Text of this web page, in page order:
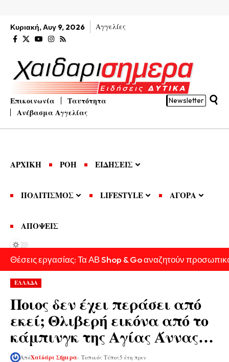
Κυριακή, Αυγ 9, 2026 Αγγελίες
Επικοινωνία
Ταυτότητα
Ανέβασμα Αγγελίας
Newsletter
ΑΡΧΙΚΗ ΡΟΗ ΕΙΔΗΣΕΙΣ
ΠΟΛΙΤΙΣΜΟΣ LIFESTYLE ΑΓΟΡΑ
ΑΠΟΨΕΙΣ
Θέσεις εργασίας: Τα ΑΒ Shop & Go αναζητούν
ΕΛΛΑΔΑ
Ποιος δεν έχει περάσει από
εκεί; Θλιβερή εικόνα από το
κάμπινγκ της Αγίας Άννας…
ΑπόΧαϊδάρι Σήμερα- Τοπικός Τύπος5 έτη πριν